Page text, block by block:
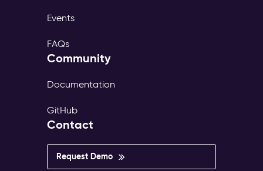
Events
FAQs
Community
Documentation
GitHub
Contact
Request Demo